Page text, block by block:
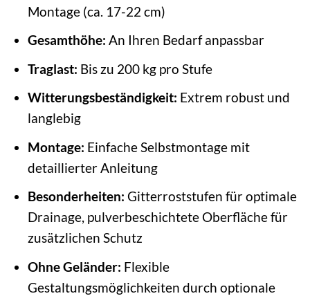
Montage (ca. 17-22 cm)
Gesamthöhe: An Ihren Bedarf anpassbar
Traglast: Bis zu 200 kg pro Stufe
Witterungsbeständigkeit: Extrem robust und
langlebig
Montage: Einfache Selbstmontage mit
detaillierter Anleitung
Besonderheiten: Gitterroststufen für optimale
Drainage, pulverbeschichtete Oberfläche für
zusätzlichen Schutz
Ohne Geländer: Flexible
Gestaltungsmöglichkeiten durch optionale